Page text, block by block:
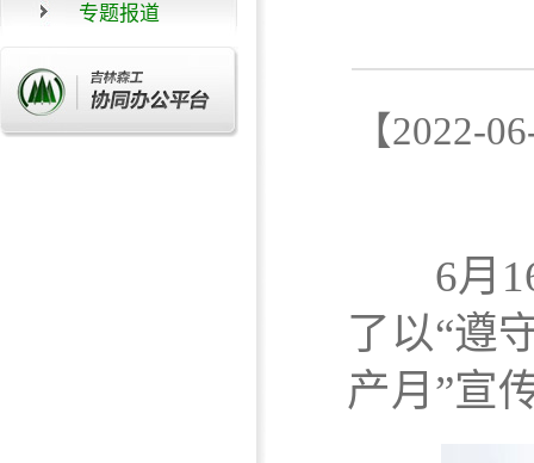
专题报道
【
6月16
了以“遵
产月”宣